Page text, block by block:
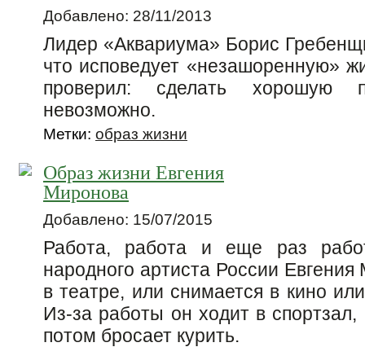
Добавлено: 28/11/2013
Лидер «Аквариума» Борис
что исповедует «незашоренную»
проверил: сделать хорошую
невозможно.
Метки: образ жизни
Образ жизни Евгения
Миронова
Добавлено: 15/07/2015
Работа, работа и еще раз
народного артиста России
в театре, или снимается в кино
Из-за работы он ходит в
потом бросает курить.